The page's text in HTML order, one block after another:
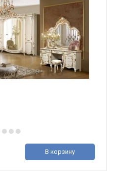
В корзину